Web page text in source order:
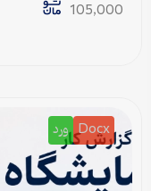
105,000
Docx ورد